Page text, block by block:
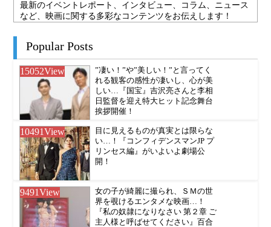
最新のイベントレポート、インタビュー、コラム、ニュース
など、映画に関する多彩なコンテンツをお伝えします！
Popular Posts
15052View
”凄い！”や”美しい！”と言ってく
れる観客の感性が凄いし、心が美
しい…『国宝』吉沢亮さんと李相
日監督を迎え特大ヒット記念舞台
挨拶開催！
10491View
目に見えるものが真実とは限らな
い…！『コンフィデンスマンJP プ
リンセス編』がいよいよ劇場公
開！
9491View
女の子が綺麗に撮られ、ＳＭの世
界を覗けるエンタメな映画…！
『私の奴隷になりなさい 第２章 ご
主人様と呼ばせてください』百合